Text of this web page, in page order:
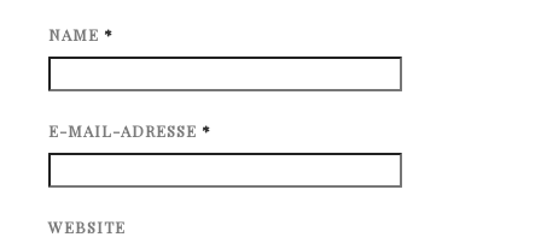
NAME *
E-MAIL-ADRESSE *
WEBSITE